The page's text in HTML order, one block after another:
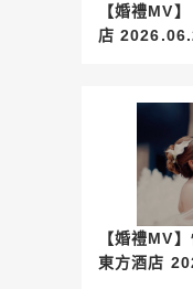
【婚禮MV】 快
【婚禮MV
東方酒店